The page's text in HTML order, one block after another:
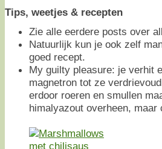
Tips, weetjes & recepten
Zie alle eerdere posts over
Natuurlijk kun je ook zelf
goed recept.
My guilty pleasure: je verhit
magnetron tot ze
erdoor roeren en smullen
himalyazout overheen,